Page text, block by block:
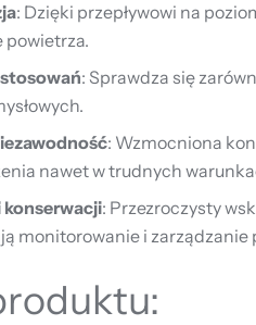
: Dzięki przepływowi na
powietrza.
: Sprawdza się
: Wzmocniona
nawet w trudnych
konserwacji: Przezroczysty
monitorowanie i zarządzanie